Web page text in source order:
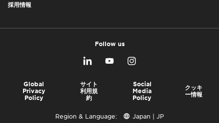
採用情報
Follow us
Global
Privacy
Policy
サイト
利用規
約
Social
Media
Policy
クッキ
ー情報
Region & Language:
Japan | JP